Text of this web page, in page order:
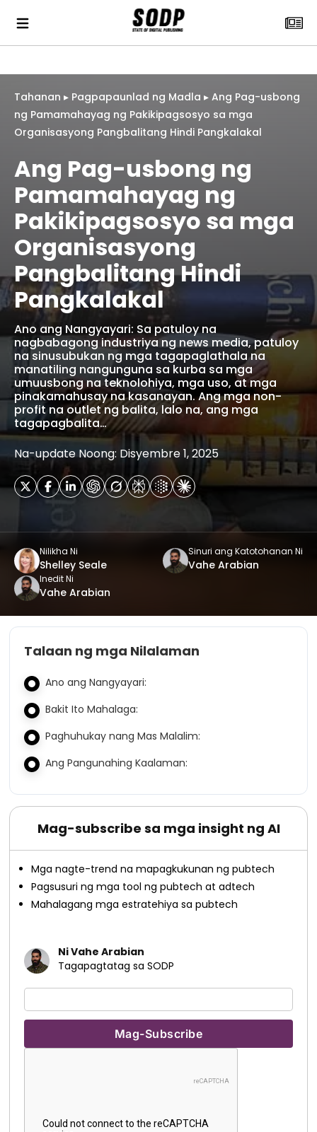
Tahanan ▸ Pagpapaunlad ng Madla ▸ Ang Pag-usbong
ng Pamamahayag ng Pakikipagsosyo sa mga
Organisasyong Pangbalitang Hindi Pangkalakal
Ang Pag-usbong ng
Pamamahayag ng
Pakikipagsosyo sa mga
Organisasyong
Pangbalitang Hindi
Pangkalakal
Ano ang Nangyayari: Sa patuloy na
nagbabagong industriya ng news media, patuloy
na sinusubukan ng mga tagapaglathala na
manatiling nangunguna sa kurba sa mga
umuusbong na teknolohiya, mga uso, at mga
pinakamahusay na kasanayan. Ang mga non-
profit na outlet ng balita, lalo na, ang mga
tagapagbalita…
Na-update Noong: Disyembre 1, 2025
Nilikha Ni
Shelley Seale
Sinuri ang Katotohanan Ni
Vahe Arabian
Inedit Ni
Vahe Arabian
Talaan ng mga Nilalaman
Ano ang Nangyayari:
Bakit Ito Mahalaga:
Paghuhukay nang Mas Malalim:
Ang Pangunahing Kaalaman:
Mag-subscribe sa mga insight ng AI
Mga nagte-trend na mapagkukunan ng pubtech
Pagsusuri ng mga tool ng pubtech at adtech
Mahalagang mga estratehiya sa pubtech
Ni Vahe Arabian
Tagapagtatag sa SODP